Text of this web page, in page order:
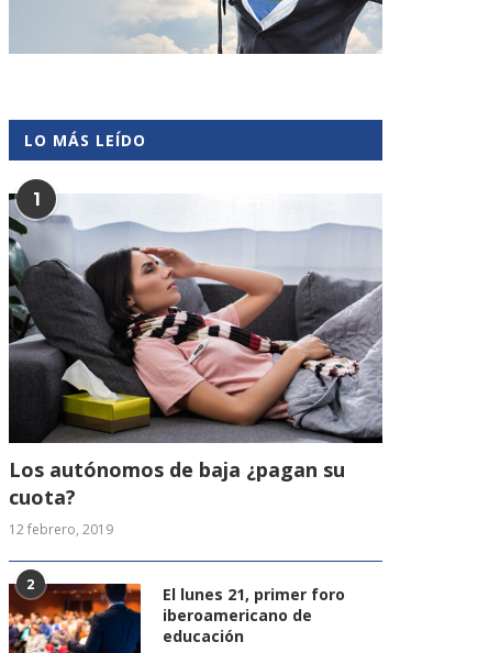
LO MÁS LEÍDO
1
Los autónomos de baja ¿pagan su
cuota?
12 febrero, 2019
2
El lunes 21, primer foro
iberoamericano de
educación